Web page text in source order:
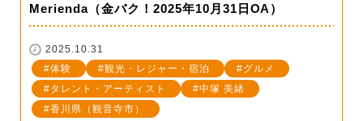
Merienda（金バク！2025年10月31日OA）
2025.10.31
体験
観光・レジャー・宿泊
グルメ
タレント・アーティスト
中塚 美緒
香川県（観音寺市）